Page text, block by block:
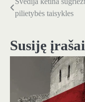
Navigacija
tarp
įrašų
pilietybės taisykles
Susiję įrašai